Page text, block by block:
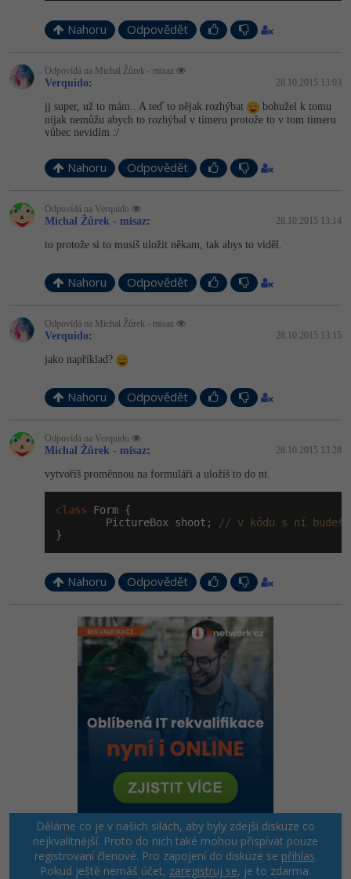
Nahoru Odpovědět
Odpovídá na Michal Žůrek - misaz
Verquido: 28.10.2015 13:03
jj super, už to mám.. A teď to nějak rozhýbat
bohužel k tomu
nijak nemůžu abych to rozhýbal v timeru protože to v tom timeru
vůbec nevidím :/
Nahoru Odpovědět
Odpovídá na Verquido
Michal Žůrek - misaz: 28.10.2015 13:14
to protože si to musíš uložit někam, tak abys to viděl.
Nahoru Odpovědět
Odpovídá na Michal Žůrek - misaz
Verquido: 28.10.2015 13:15
jako například?
Nahoru Odpovědět
Odpovídá na Verquido
Michal Žůrek - misaz: 28.10.2015 13:28
vytvoříš proměnnou na formuláři a uložíš to do ni.
class Form {
        PictureBox shoot;
// v kódu s ní budeš
}
Nahoru Odpovědět
Děláme co je v našich silách, aby byly zdejší diskuze co
nejkvalitnější. Proto do nich také mohou přispívat pouze
registrovaní členové. Pro zapojení do diskuze se přihlas.
Pokud ještě nemáš účet, zaregistruj se, je to zdarma.